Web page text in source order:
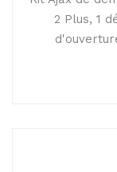
2 Plus, 1